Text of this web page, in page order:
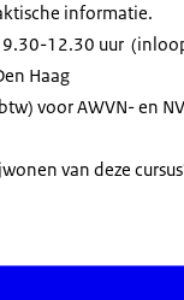
informatie.
12.30 uur
Haag
voor AWVN- en
van deze